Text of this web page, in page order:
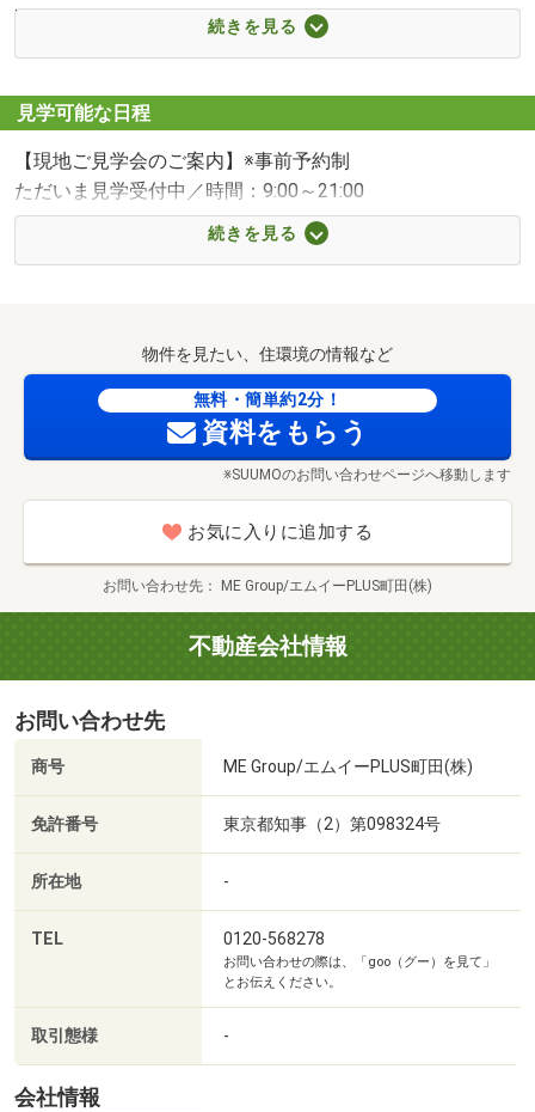
■【小学校】秦野市立本町小学校（約750m・徒歩10分）
■【中学校】秦野市立本町中学校（約950m・徒歩12分）
9分）
■【病院】亀崎医院（約800m・徒歩10分）
■【スーパー】イオン秦野ショッピングセンター（約
600m・徒歩8分）
■【コンビニ】セブンイレブン秦野幸町店（約216m・徒歩
■【コンビニ】セブンイレブン秦野寿町店（約570m・徒歩
8分）
■【ドラッグストア】クリエイトエス・ディー秦野寿町店
（約444m・徒歩6分）
■【ドラッグストア】ウエルシア秦野今川町店（約
■【ドラッグストア】ココカラファイン秦野北口店（約
■【ホームセンター】ベスト電器BFS秦野店（約435m・徒
歩6分）
■【ホームセンター】エディオンイオン秦野店（約725m・
分）
■【中学校】秦野市立本町中学校（約1008m・徒歩13分）
■【小学校】秦野市立本町小学校（約770m・徒歩10分）
■【小学校】秦野市立末広小学校（約1134m・徒歩15分）
■【幼稚園・保育園】秦野市立本町幼稚園（約658m・徒歩
9分）
■【幼稚園・保育園】秦野さくらんぼ保育園（約596m・徒
歩8分）
■【幼稚園・保育園】第一保育園（約1088m・徒歩14分）
分）
■【病院】独立行政法人国立病院機構神奈川病院（約
2207m・徒歩28分）
続きを見る
見学可能な日程
【現地ご見学会のご案内】※事前予約制
ただいま見学受付中／時間：9:00～21:00
■内覧の流れはご希望に合わせて柔軟に調整可能です■
(2) 周辺環境のご紹介（約20分）
◇スーパーや学校、病院など生活利便施設をご案内
◇ご希望の方には近隣住民とのお引き合わせも可能
(3) ファイナンシャルプランナーによる資金相談（約30
◇複数の金融機関を比較して、無理のない住宅ローンを
ご提案
ます
・お客様のご不要な内容は省いて短時間でのご案内も対応
OK
・お客様のスケジュールに合わせて無理のないご見学をお
約束します
続きを見る
物件を見たい、住環境の情報など
無料・簡単約2分！
資料をもらう
※SUUMOのお問い合わせページへ移動します
お気に入りに追加する
お問い合わせ先 ME Group/エムイーPLUS町田(株)
不動産会社情報
お問い合わせ先
商号 ME Group/エムイーPLUS町田(株)
免許番号 東京都知事（2）第098324号
所在地 -
TEL 0120-568278
お問い合わせの際は、「goo（グー）を見て」
とお伝えください。
取引態様 -
会社情報